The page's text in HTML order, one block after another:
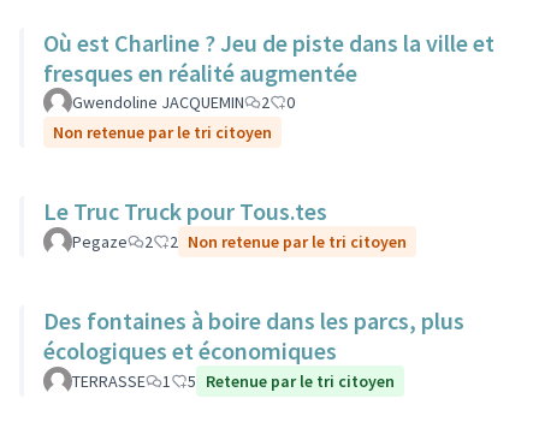
Où est Charline ? Jeu de piste dans la ville et
fresques en réalité augmentée
Gwendoline JACQUEMIN 2
0
Non retenue par le tri citoyen
Le Truc Truck pour Tous.tes
Pegaze 2 2 Non retenue par le tri citoyen
Des fontaines à boire dans les parcs, plus
écologiques et économiques
TERRASSE 1 5 Retenue par le tri citoyen